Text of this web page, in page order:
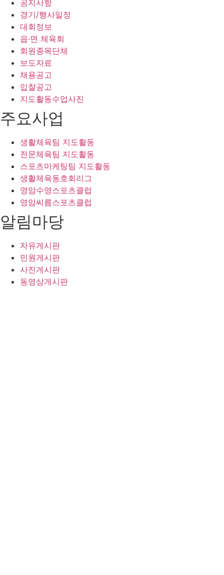
공지사항
경기/행사일정
대회정보
읍·면 체육회
회원종목단체
보도자료
채용공고
입찰공고
지도활동수업사진
주요사업
생활체육팀 지도활동
전문체육팀 지도활동
스포츠마케팅팀 지도활동
생활체육동호회리그
영암수영스포츠클럽
영암씨름스포츠클럽
알림마당
자유게시판
민원게시판
사진게시판
동영상게시판